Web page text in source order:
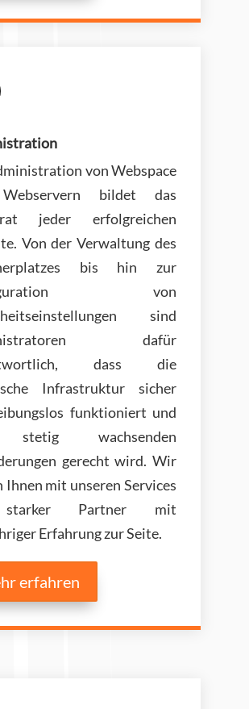
von Webspace
bildet das
jeder erfolgreichen
Von der Verwaltung des
bis hin zur
von
sind
dafür
dass die
Infrastruktur sicher
funktioniert und
wachsenden
gerecht wird. Wir
Ihnen mit unseren Services
Partner mit
Erfahrung zur Seite.
erfahren